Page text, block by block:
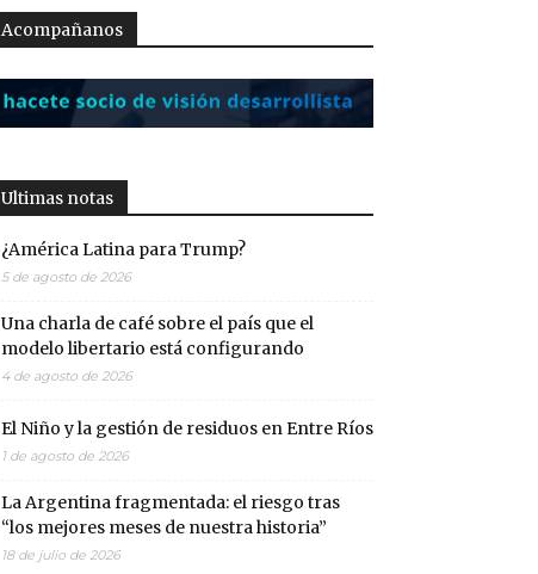
Acompañanos
Ultimas notas
¿América Latina para Trump?
5 de agosto de 2026
Una charla de café sobre el país que el
modelo libertario está configurando
4 de agosto de 2026
El Niño y la gestión de residuos en Entre Ríos
1 de agosto de 2026
La Argentina fragmentada: el riesgo tras
“los mejores meses de nuestra historia”
18 de julio de 2026